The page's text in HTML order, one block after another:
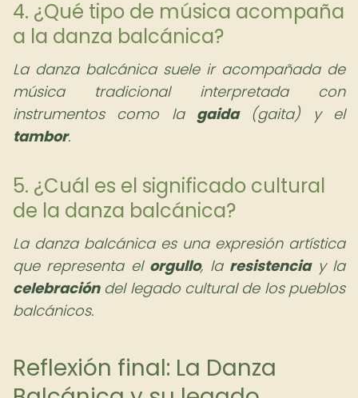
4. ¿Qué tipo de música acompaña
a la danza balcánica?
La danza balcánica suele ir acompañada de
música tradicional interpretada con
instrumentos como la gaida(gaita) y el
tambor.
5. ¿Cuál es el significado cultural
de la danza balcánica?
La danza balcánica es una expresión artística
que representa el orgullo, la resistenciay la
celebracióndel legado cultural de los pueblos
balcánicos.
Reflexión final: La Danza